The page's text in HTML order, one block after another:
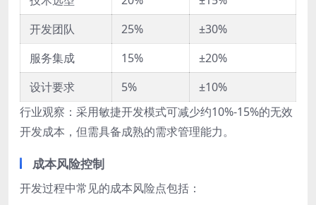
开发团队
25%
±30%
服务集成
15%
±20%
设计要求
5%
±10%
行业观察：采用敏捷开发模式可减少约10%-15%的无效
开发成本，但需具备成熟的需求管理能力。
成本风险控制
开发过程中常见的成本风险点包括：